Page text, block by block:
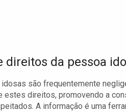
direitos da pessoa
são frequentemente
estes direitos, promovendo a
A informação é uma